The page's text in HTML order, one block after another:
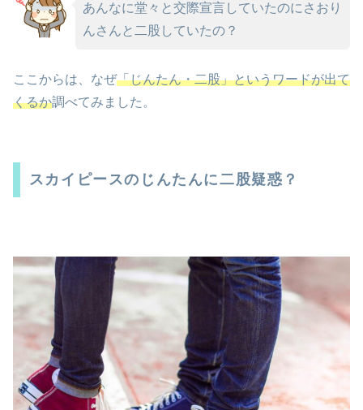
あんなに堂々と交際宣言していたのにさおり
んさんと二股していたの？
ここからは、なぜ「じんたん・二股」というワードが出て
くるか調べてみました。
スカイピースのじんたんに二股疑惑？